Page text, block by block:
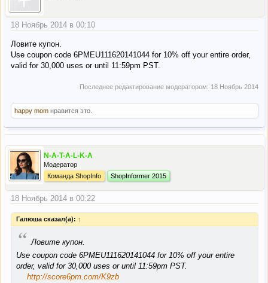
18 Ноябрь 2014 в 00:10
Ловите купон.
Use coupon code 6PMEU111620141044 for 10% off your entire order,
valid for 30,000 uses or until 11:59pm PST.
Последнее редактирование модератором: 18 Ноябрь 2014
happy mom нравится это.
N-A-T-A-L-K-A
Модератор
Команда ShopInfo
ShopInformer 2015
18 Ноябрь 2014 в 00:22
Галюша сказал(а): ↑
“ Ловите купон.
Use coupon code 6PMEU111620141044 for 10% off your entire
order, valid for 30,000 uses or until 11:59pm PST.
http://score6pm.com/K9zb